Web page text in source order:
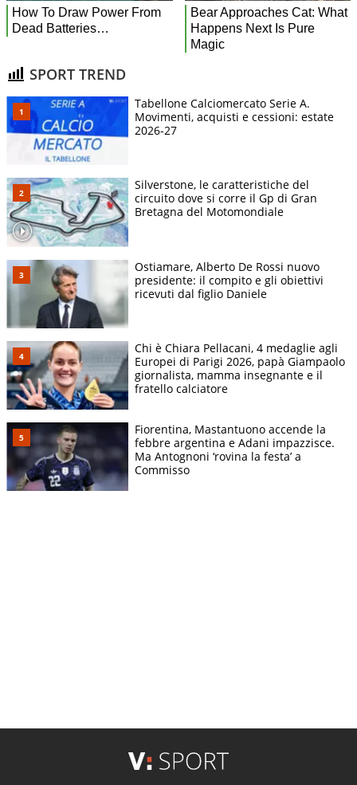
SPORT TREND
Tabellone Calciomercato Serie A.
Movimenti, acquisti e cessioni: estate
2026-27
Silverstone, le caratteristiche del
circuito dove si corre il Gp di Gran
Bretagna del Motomondiale
Ostiamare, Alberto De Rossi nuovo
presidente: il compito e gli obiettivi
ricevuti dal figlio Daniele
Chi è Chiara Pellacani, 4 medaglie agli
Europei di Parigi 2026, papà Giampaolo
giornalista, mamma insegnante e il
fratello calciatore
Fiorentina, Mastantuono accende la
febbre argentina e Adani impazzisce.
Ma Antognoni ‘rovina la festa’ a
Commisso